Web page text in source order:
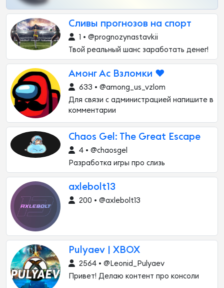
Сливы прогнозов на спорт
1 • @prognozynastavkii
Твой реальный шанс заработать денег!
Амонг Ас Взломки ❤️
633 • @among_us_vzlom
Для связи с администрацией напишите в
комментарии
Chaos Gel: The Great Escape
4 • @chaosgel
Разработка игры про слизь
axlebolt13
200 • @axlebolt13
Pulyaev | XBOX
2564 • @Leonid_Pulyaev
Привет! Делаю контент про консоли